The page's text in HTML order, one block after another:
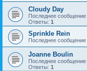
Cloudy Day
Последнее сообщение
Ответы: 1
Sprinkle Rein
Последнее сообщение
Joanne Boulin
Последнее сообщение
Ответы: 1